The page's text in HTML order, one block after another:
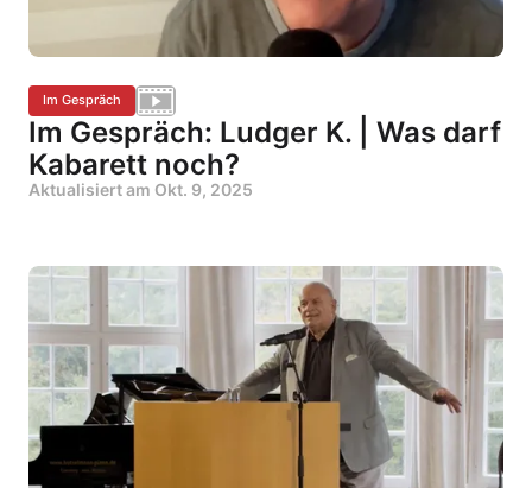
Im Gespräch
Im Gespräch: Ludger K. | Was darf
Kabarett noch?
Aktualisiert am Okt. 9, 2025